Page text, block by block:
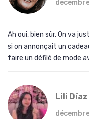
Ah oui, bien sûr. On va
si on annonçait un
faire un défilé de mode
Lili Díaz